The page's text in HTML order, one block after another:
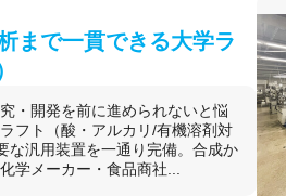
まで一貫できる大学ラ
・開発を前に進められないと悩
フト（酸・アルカリ/有機溶剤対
な汎用装置を一通り完備。合成か
学メーカー・食品商社...